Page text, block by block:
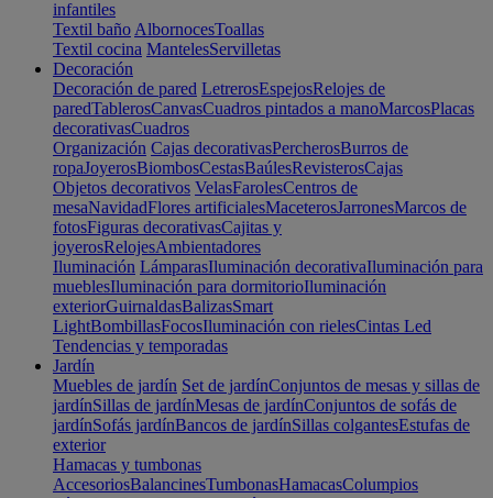
infantiles
Textil baño AlbornocesToallas
Textil cocina MantelesServilletas
Decoración
Decoración de pared LetrerosEspejosRelojes de
paredTablerosCanvasCuadros pintados a manoMarcosPlacas
decorativasCuadros
Organización Cajas decorativasPercherosBurros de
ropaJoyerosBiombosCestasBaúlesRevisterosCajas
Objetos decorativos VelasFarolesCentros de
mesaNavidadFlores artificialesMaceterosJarronesMarcos de
fotosFiguras decorativasCajitas y
joyerosRelojesAmbientadores
Iluminación LámparasIluminación decorativaIluminación para
mueblesIluminación para dormitorioIluminación
exteriorGuirnaldasBalizasSmart
LightBombillasFocosIluminación con rielesCintas Led
Tendencias y temporadas
Jardín
Muebles de jardín Set de jardínConjuntos de mesas y sillas de
jardínSillas de jardínMesas de jardínConjuntos de sofás de
jardínSofás jardínBancos de jardínSillas colgantesEstufas de
exterior
Hamacas y tumbonas
AccesoriosBalancinesTumbonasHamacasColumpios